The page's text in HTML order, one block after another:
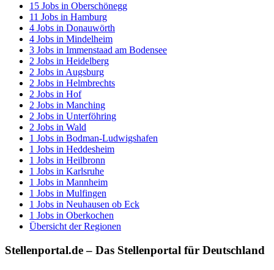
15 Jobs in Oberschönegg
11 Jobs in Hamburg
4 Jobs in Donauwörth
4 Jobs in Mindelheim
3 Jobs in Immenstaad am Bodensee
2 Jobs in Heidelberg
2 Jobs in Augsburg
2 Jobs in Helmbrechts
2 Jobs in Hof
2 Jobs in Manching
2 Jobs in Unterföhring
2 Jobs in Wald
1 Jobs in Bodman-Ludwigshafen
1 Jobs in Heddesheim
1 Jobs in Heilbronn
1 Jobs in Karlsruhe
1 Jobs in Mannheim
1 Jobs in Mulfingen
1 Jobs in Neuhausen ob Eck
1 Jobs in Oberkochen
Übersicht der Regionen
Stellenportal.de – Das Stellenportal für Deutschland